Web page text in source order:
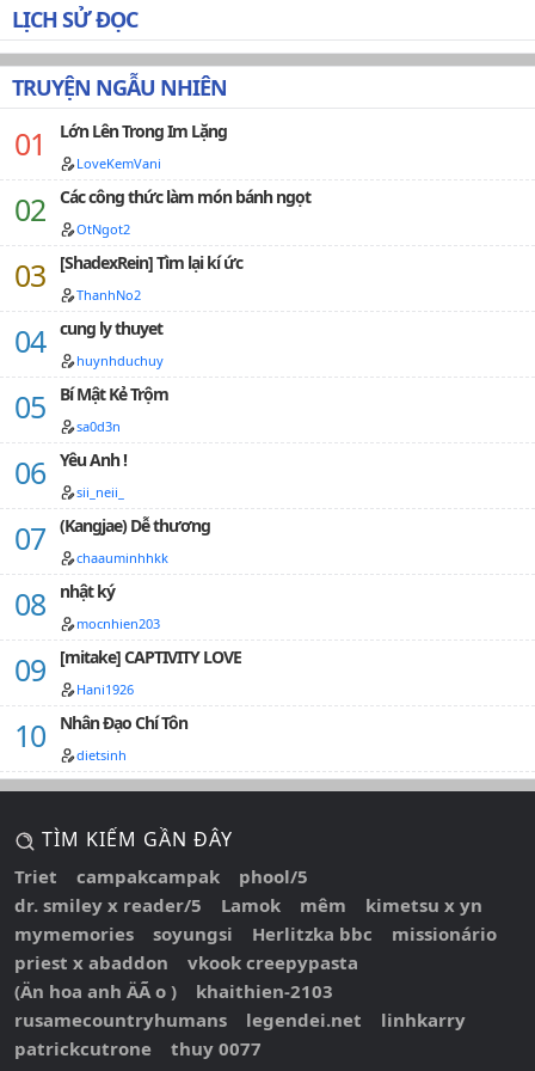
LỊCH SỬ ĐỌC
TRUYỆN NGẪU NHIÊN
Lớn Lên Trong Im Lặng
LoveKemVani
Các công thức làm món bánh ngọt
OtNgot2
[ShadexRein] Tìm lại kí ức
ThanhNo2
cung ly thuyet
huynhduchuy
Bí Mật Kẻ Trộm
sa0d3n
Yêu Anh !
sii_neii_
(Kangjae) Dễ thương
chaauminhhkk
nhật ký
mocnhien203
[mitake] CAPTIVITY LOVE
Hani1926
Nhân Đạo Chí Tôn
dietsinh
TÌM KIẾM GẦN ĐÂY
Triet campakcampak
phool/5
dr. smiley x reader/5
Lamok mêm
kimetsu x yn
mymemories
soyungsi Herlitzka bbc
missionário
priest x abaddon
vkook creepypasta
(Än hoa anh ÄÃ o )
khaithien-2103
rusamecountryhumans
legendei.net
linhkarry
patrickcutrone
thuy 0077